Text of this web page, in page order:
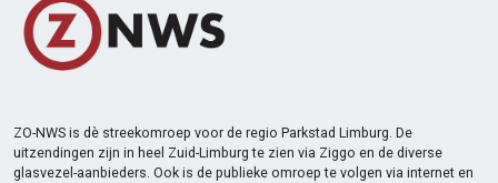
ZO-NWS is dè streekomroep voor de regio Parkstad Limburg. De
uitzendingen zijn in heel Zuid-Limburg te zien via Ziggo en de diverse
glasvezel-aanbieders. Ook is de publieke omroep te volgen via internet en